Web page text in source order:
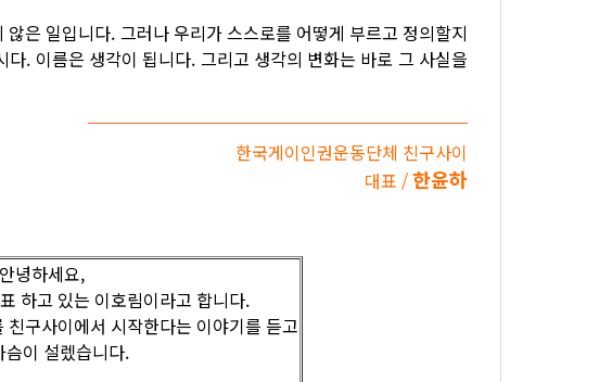
은 일입니다. 그러나 우리가 스스로를 어떻게 부르고 정의할지
. 이름은 생각이 됩니다. 그리고 생각의 변화는 바로 그 사실을
한국게이인권운동단체 친구사이
대표 /한윤하
안녕하세요,
하고 있는 이호림이라고 합니다.
구사이에서 시작한다는 이야기를 듣고
슴이 설렜습니다.